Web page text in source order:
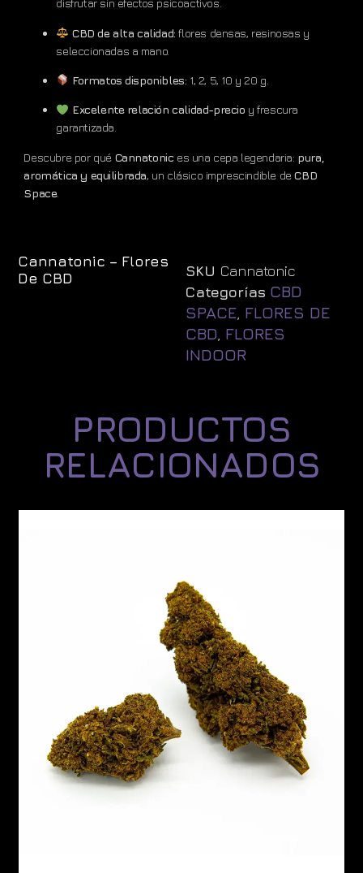
disfrutar sin efectos psicoactivos.
CBD de alta calidad: flores densas, resinosas y
seleccionadas a mano.
Formatos disponibles: 1, 2, 5, 10 y 20 g.
Excelente relación calidad-precio y frescura
garantizada.
Descubre por qué Cannatonic es una cepa legendaria: pura,
aromática y equilibrada, un clásico imprescindible deCBD
Space.
Cannatonic – Flores
De CBD
SKU Cannatonic
Categorías CBD
SPACE FLORES DE
CBD FLORES
INDOOR
PRODUCTOS
RELACIONADOS